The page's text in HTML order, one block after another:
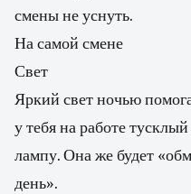
смены не уснуть.
На самой смене
Свет
Яркий свет ночью
у тебя на работе
лампу. Она же будет
день».